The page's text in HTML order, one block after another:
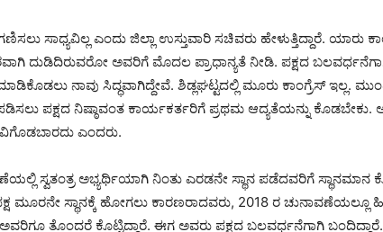
ಸಾಧ್ಯವಿಲ್ಲ ಎಂದು ಜಿಲ್ಲಾ ಉಸ್ತುವಾರಿ ಸಚಿವರು ಹೇಳುತ್ತಿದ್ದಾರೆ. ಯಾರು
ದುಡಿದಿರುವರೋ ಅವರಿಗೆ ಮೊದಲ ಪ್ರಾಧಾನ್ಯತೆ ನೀಡಿ. ಪಕ್ಷದ
ನಾವು ಸಿದ್ಧವಾಗಿದ್ದೇವೆ. ಶಿಡ್ಲಘಟ್ಟದಲ್ಲಿ ಮೂರು ಕಾಂಗ್ರೆಸ್ ಇಲ್ಲ.
ಪಕ್ಷದ ನಿಷ್ಠಾವಂತ ಕಾರ್ಯಕರ್ತರಿಗೆ ಪ್ರಥಮ ಆದ್ಯತೆಯನ್ನು ಕೊಡಬೇಕು.
ಎಂದರು.
ಸ್ವತಂತ್ರ ಅಭ್ಯರ್ಥಿಯಾಗಿ ನಿಂತು ಎರಡನೇ ಸ್ಥಾನ ಪಡೆದವರಿಗೆ ಸ್ಥಾನಮಾನ
ಪಕ್ಷ ಮೂರನೇ ಸ್ಥಾನಕ್ಕೆ ಹೋಗಲು ಕಾರಣರಾದವರು, 2018 ರ
ತೊಂದರೆ ಕೊಟ್ಟಿದ್ದಾರೆ. ಈಗ ಅವರು ಪಕ್ಷದ ಬಲವರ್ಧನೆಗಾಗಿ